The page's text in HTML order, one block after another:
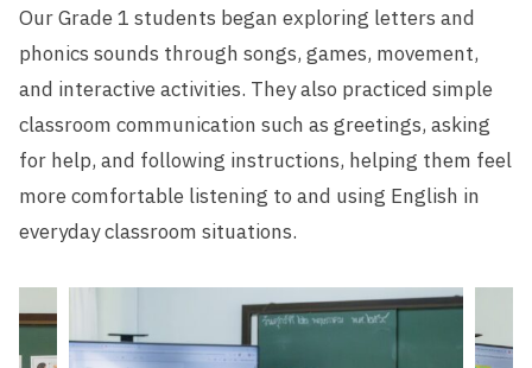
Our Grade 1 students began exploring letters and
phonics sounds through songs, games, movement,
and interactive activities. They also practiced simple
classroom communication such as greetings, asking
for help, and following instructions, helping them feel
more comfortable listening to and using English in
everyday classroom situations.